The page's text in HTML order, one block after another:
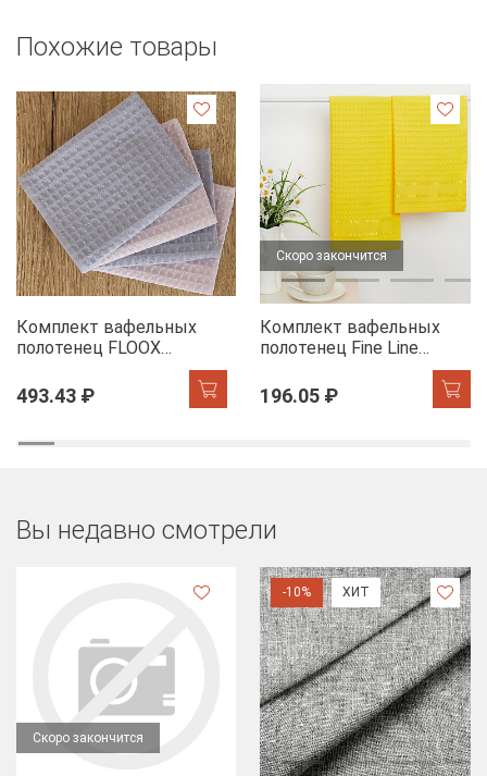
Похожие товары
Комплект вафельных
полотенец FLOOX
голубой/сирень
493.43 ₽
Скоро закончится
Комплект вафельных
полотенец Fine Line
хангере
196.05 ₽
Вы недавно смотрели
Скоро закончится
-10% ХИТ